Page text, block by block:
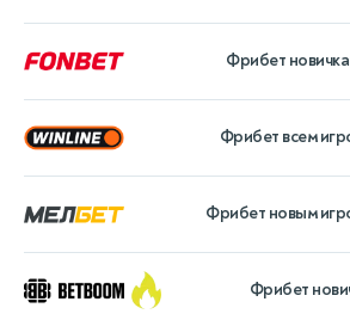
Фрибет
Фрибет всем
Фрибет новым
Фрибет